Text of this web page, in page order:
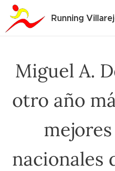
Running
Miguel A.
otro año
nacionales